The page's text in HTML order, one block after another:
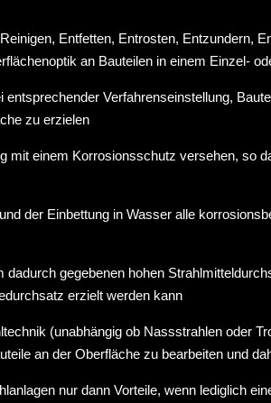
Entfetten, Entrosten, Entzundern,
an Bauteilen in einem Einzel-
Verfahrenseinstellung,
zu erzielen
mit einem Korrosionsschutz versehen, so
der Einbettung in Wasser alle
dadurch gegebenen hohen
erzielt werden kann
(unabhängig ob Nassstrahlen oder
an der Oberfläche zu bearbeiten und
nur dann Vorteile, wenn lediglich